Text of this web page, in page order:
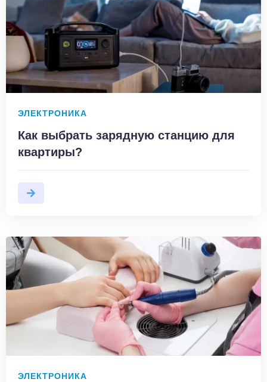
ЭЛЕКТРОНИКА
Как выбрать зарядную станцию для
квартиры?
ЭЛЕКТРОНИКА